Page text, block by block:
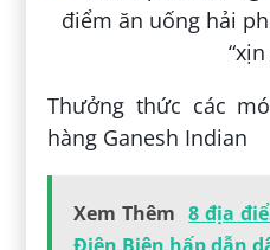
Thưởng thức các
hàng Ganesh Indian
Xem Thêm 8 địa